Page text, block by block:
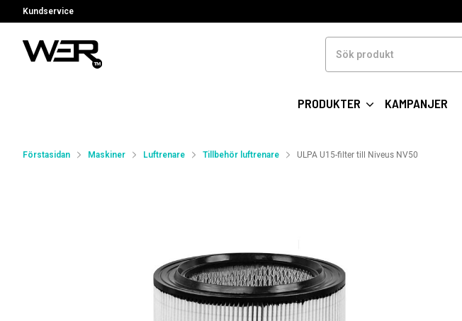
Kundservice
produkt
PRODUKTER KAMPANJER
Förstasidan Maskiner Luftrenare Tillbehör luftrenare ULPA U15-filter till Niveus NV50